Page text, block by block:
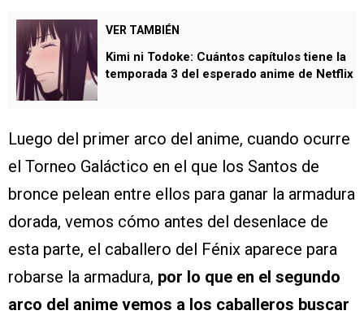
VER TAMBIÉN
Kimi ni Todoke: Cuántos capítulos tiene la
temporada 3 del esperado anime de Netflix
Luego del primer arco del anime, cuando ocurre
el Torneo Galáctico en el que los Santos de
bronce pelean entre ellos para ganar la armadura
dorada, vemos cómo antes del desenlace de
esta parte, el caballero del Fénix aparece para
robarse la armadura, por lo que en el segundo
arco del anime vemos a los caballeros buscar